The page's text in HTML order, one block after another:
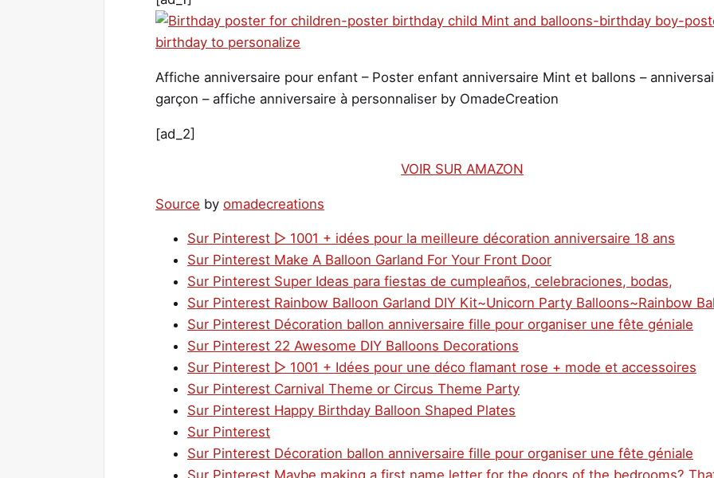
Affiche anniversaire pour enfant – Poster enfant anniversaire Mint et ballons –
garçon – affiche anniversaire à personnaliser by OmadeCreation
[ad_2]
VOIR SUR AMAZON
Source by omadecreations
Sur Pinterest ▷ 1001 + idées pour la meilleure décoration anniversaire 18 ans
Sur Pinterest Make A Balloon Garland For Your Front Door
Sur Pinterest Super Ideas para fiestas de cumpleaños, celebraciones, bodas,
Sur Pinterest Rainbow Balloon Garland DIY Kit~Unicorn Party Balloons~Rainbow
Sur Pinterest Décoration ballon anniversaire fille pour organiser une fête géniale
Sur Pinterest 22 Awesome DIY Balloons Decorations
Sur Pinterest ▷ 1001 + Idées pour une déco flamant rose + mode et accessoires
Sur Pinterest Carnival Theme or Circus Theme Party
Sur Pinterest Happy Birthday Balloon Shaped Plates
Sur Pinterest
Sur Pinterest Décoration ballon anniversaire fille pour organiser une fête géniale